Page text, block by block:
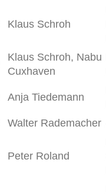
Klaus Schroh
Klaus Schroh, Nabu
Cuxhaven
Anja Tiedemann
Walter Rademacher
Peter Roland